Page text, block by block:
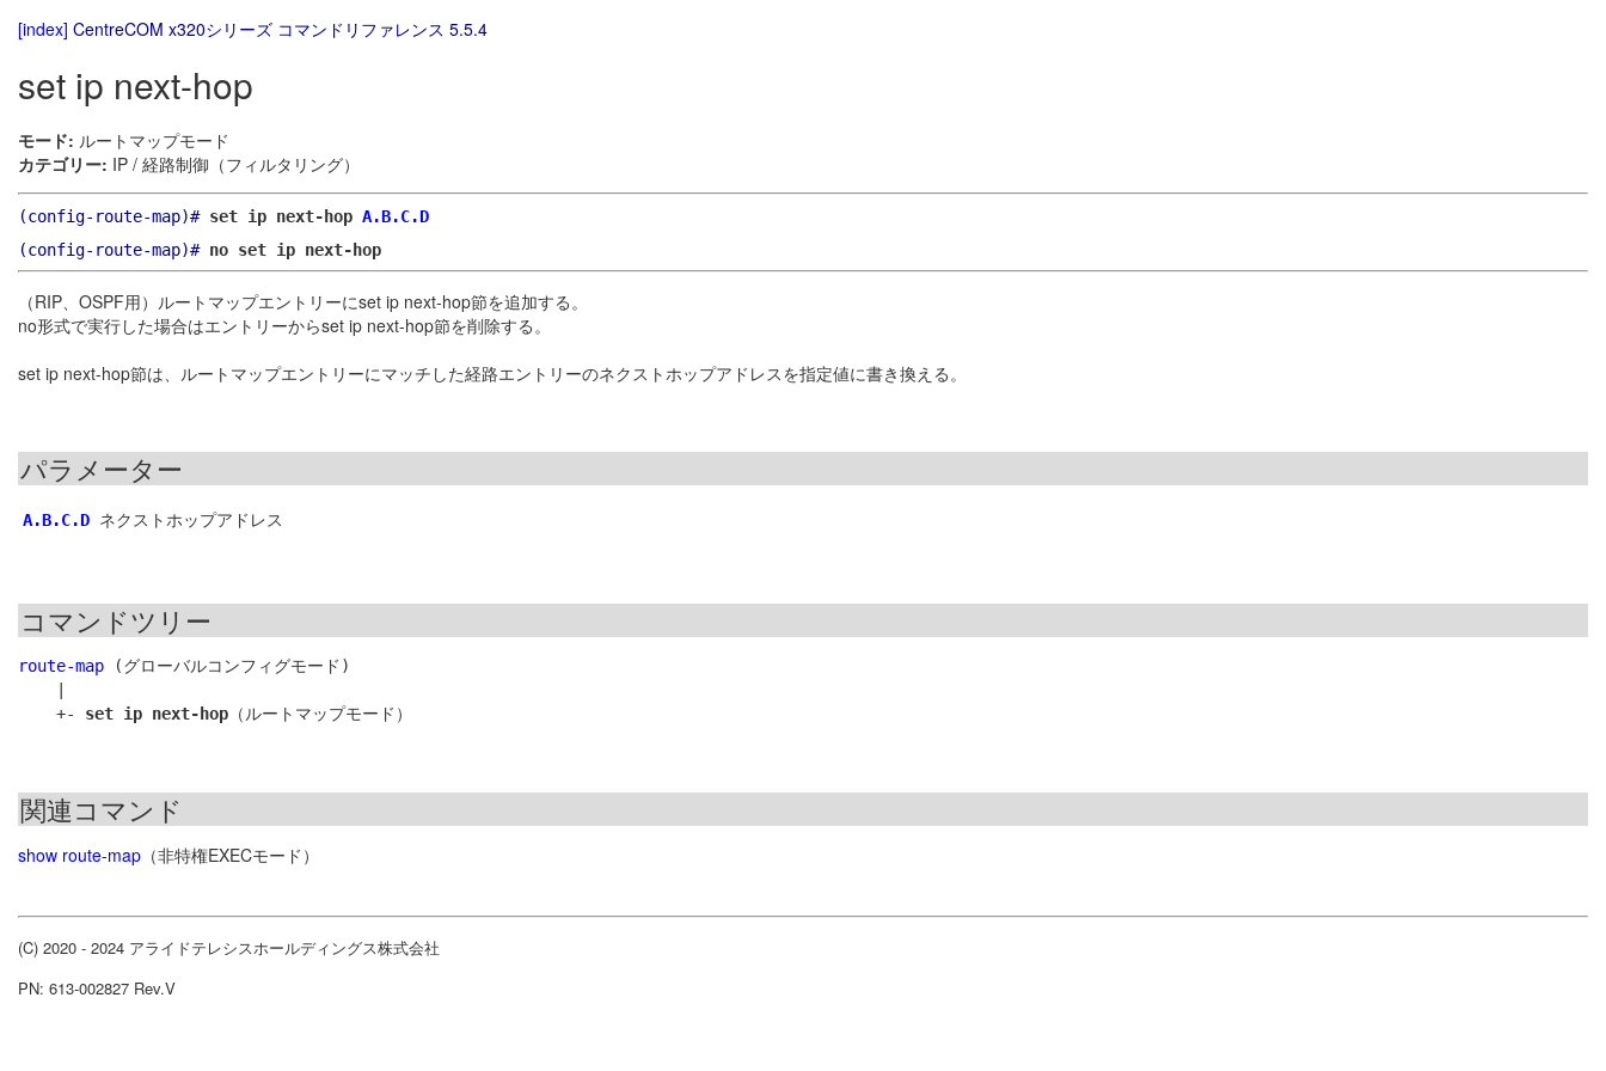
[index] CentreCOM x320シリーズ コマンドリファレンス 5.5.4
set ip next-hop
モード: ルートマップモード
カテゴリー: IP / 経路制御（フィルタリング）
(config-route-map)# set ip next-hop A.B.C.D
(config-route-map)# no set ip next-hop
（RIP、OSPF用）ルートマップエントリーにset ip next-hop節を追加する。
no形式で実行した場合はエントリーからset ip next-hop節を削除する。
set ip next-hop節は、ルートマップエントリーにマッチした経路エントリーのネクストホップアドレスを指定値に書き換える。
パラメーター
A.B.C.D ネクストホップアドレス
コマンドツリー
route-map (グローバルコンフィグモード)
    +-
set ip next-hop
関連コマンド
show route-map （非特権EXECモード）
(C) 2020 - 2024 アライドテレシスホールディングス株式会社
PN: 613-002827 Rev.V